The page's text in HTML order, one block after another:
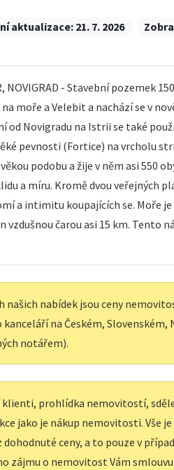
aktualizace: 21. 7. 2026
NOVIGRAD - Stavební pozemek
moře a Velebit a nachází se v
od Novigradu na Istrii se také
pevnosti (Fortice) na vrcholu
podobu a žije v něm asi 550
a míru. Kromě dvou veřejných
a intimitu koupajících se. Moře
vzdušnou čarou asi 15 km. Tento
našich nabídek jsou ceny
na Českém, Slovenském,
notářem).
klienti, prohlídka nemovitostí,
jako je nákup nemovitosti. Vše
dohodnuté ceny, a to pouze v
zájmu o nemovitost Vám